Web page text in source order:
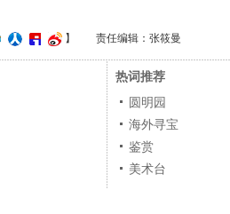
】 责任编辑：张筱曼
热词推荐
圆明园
海外寻宝
鉴赏
美术台